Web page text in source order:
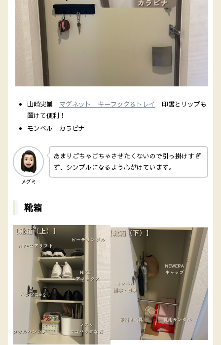
山崎実業 マグネット キーフック＆トレイ 印鑑とリップも
置けて便利！
モンベル カラビナ
メグミ
あまりごちゃごちゃさせたくないので引っ掛けすぎ
ず、シンプルになるよう心がけています。
靴箱